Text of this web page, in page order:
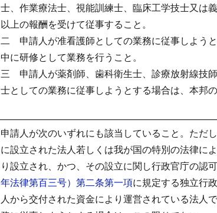
士、作業療法士、視能訓練士、臨床工学技士又は
以上の報酬を受けて従事すること。
二 申請人が准看護師としての業務に従事しよう
中に研修として業務を行うこと。
三 申請人が薬剤師、歯科衛生士、診療放射線技
士としての業務に従事しようとする場合は、本邦
申請人が次のいずれにも該当していること。ただ
に設立された法人若しくは我が国の特別の法律に
り設立され、かつ、その設立に関し行政官庁の認
年法律第百三号）第二条第一項に規定する独立行
人から交付された資金により運営されている法人